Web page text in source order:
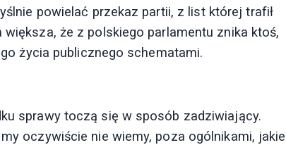
powielać przekaz partii, z list której trafił
że z polskiego parlamentu znika ktoś,
życia publicznego schematami.
sprawy toczą się w sposób zadziwiający.
oczywiście nie wiemy, poza ogólnikami, jakie